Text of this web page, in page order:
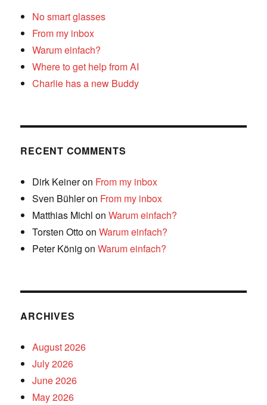
No smart glasses
From my inbox
Warum einfach?
Where to get help from AI
Charlie has a new Buddy
RECENT COMMENTS
Dirk Keineron From my inbox
Sven Bühleron From my inbox
Matthias Michl onWarum einfach?
Torsten OttoonWarum einfach?
Peter König onWarum einfach?
ARCHIVES
August 2026
July 2026
June 2026
May 2026